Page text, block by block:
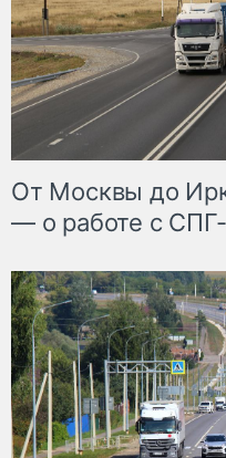
От Москвы до
— о работе с